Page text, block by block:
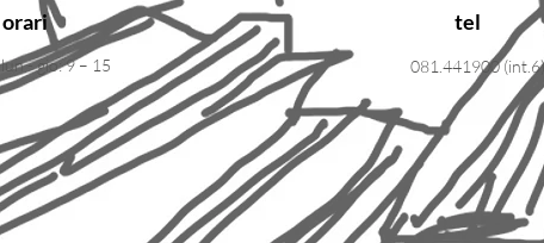
orari
lun - gio: 9 – 15
tel
081.441900 (int.6)